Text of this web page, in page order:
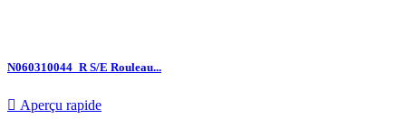
N060310044_R S/E Rouleau...
 Aperçu rapide